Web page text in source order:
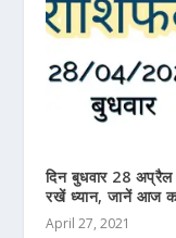
दिन बुधवार 28
रखें ध्यान, जानें आज
April 27, 2021